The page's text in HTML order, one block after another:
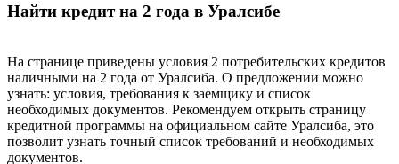
Найти кредит на 2 года в Уралсибе
На странице приведены условия 2 потребительских кредитов
наличными на 2 года от Уралсиба. О предложении можно
узнать: условия, требования к заемщику и список
необходимых документов. Рекомендуем открыть страницу
кредитной программы на официальном сайте Уралсиба, это
позволит узнать точный список требований и необходимых
документов.